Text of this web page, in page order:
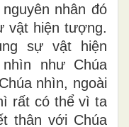
nhân đó
vật hiện tượng.
sự vật hiện
như Chúa
nhìn, ngoài
rất có thể vì ta
thân với Chúa